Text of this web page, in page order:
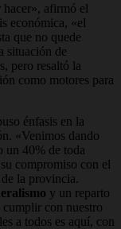
afirmó el
económica, «el
que no quede
situación de
pero resaltó la
como motores para
énfasis en la
«Venimos dando
un 40% de toda
compromiso con el
la provincia.
y un reparto
cumplir con nuestro
a todos es aquí, con